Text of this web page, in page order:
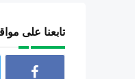
تابعنا على